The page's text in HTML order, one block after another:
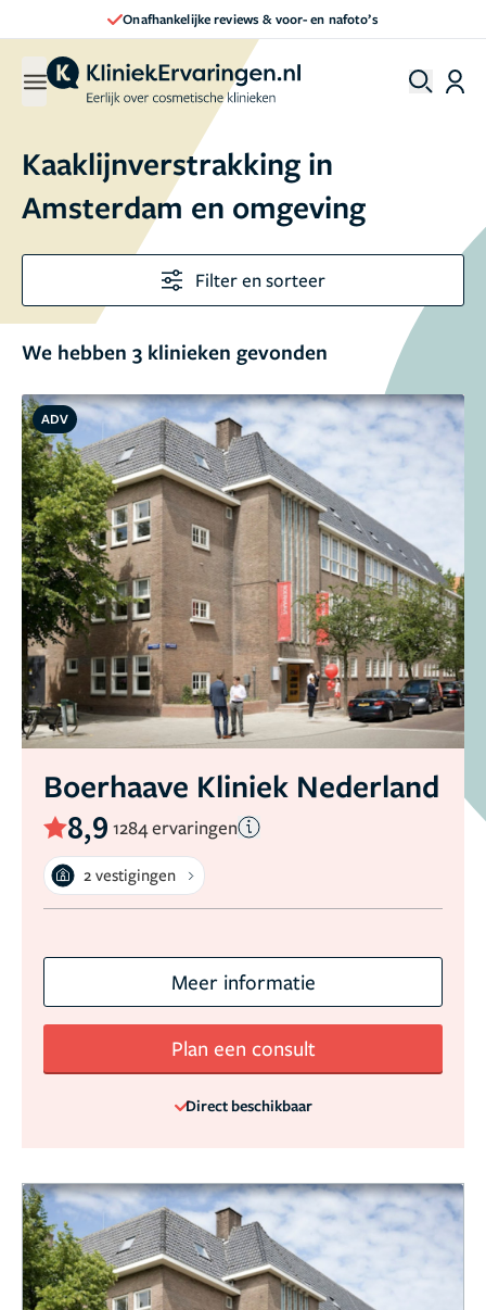
Onafhankelijke reviews & voor- en nafoto’s
Kaaklijnverstrakking in
Amsterdam en omgeving
Filter en sorteer
We hebben 3 klinieken gevonden
ADV
Boerhaave Kliniek Nederland
8,9 1284 ervaringen
2 vestigingen
Meer informatie
Plan een consult
Direct beschikbaar